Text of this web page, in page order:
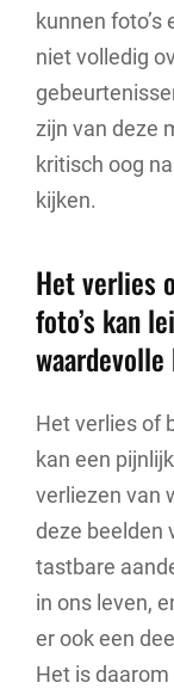
kunnen
niet volledig
zijn van deze
kritisch oog
kijken.
Het verlies
foto’s kan
Het verlies of
kan een
verliezen van
deze beelden
tastbare
in ons leven,
er ook een
Het is daarom